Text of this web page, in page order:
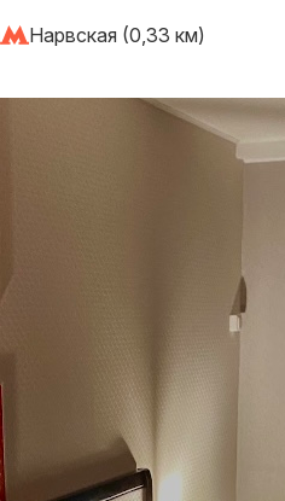
Нарвская (0,33 км)